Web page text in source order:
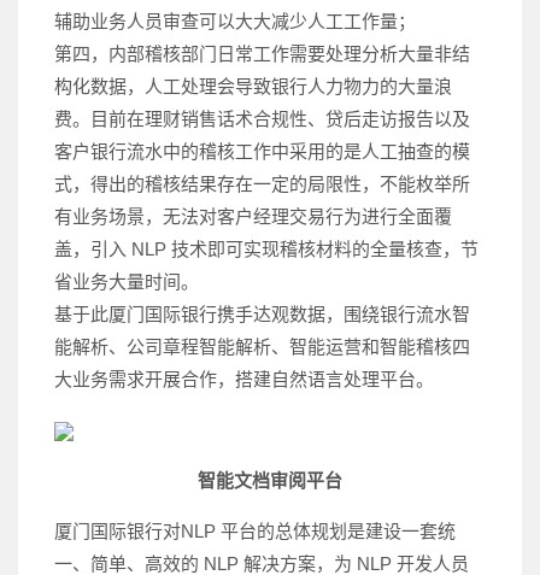
辅助业务人员审查可以大大减少人工工作量；
第四，内部稽核部门日常工作需要处理分析大量非结
构化数据，人工处理会导致银行人力物力的大量浪
费。目前在理财销售话术合规性、贷后走访报告以及
客户银行流水中的稽核工作中采用的是人工抽查的模
式，得出的稽核结果存在一定的局限性，不能枚举所
有业务场景，无法对客户经理交易行为进行全面覆
盖，引入 NLP 技术即可实现稽核材料的全量核查，节
省业务大量时间。
基于此厦门国际银行携手达观数据，围绕银行流水智
能解析、公司章程智能解析、智能运营和智能稽核四
大业务需求开展合作，搭建自然语言处理平台。
智能文档审阅平台
厦门国际银行对NLP 平台的总体规划是建设一套统
一、简单、高效的 NLP 解决方案，为 NLP 开发人员